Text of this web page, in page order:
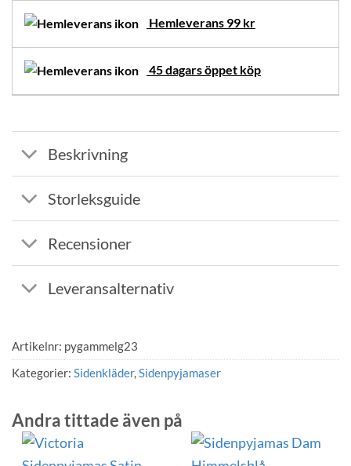
Hemleverans 99 kr
45 dagars öppet köp
Beskrivning
Storleksguide
Recensioner
Leveransalternativ
Artikelnr: pygammelg23
Kategorier: Sidenkläder,Sidenpyjamaser
Andra tittade även på